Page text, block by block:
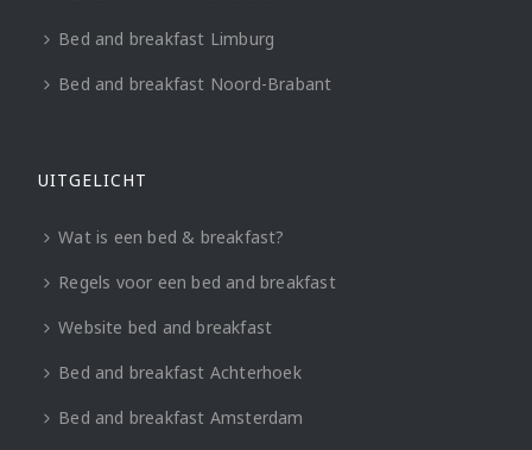
Bed and breakfast Limburg
Bed and breakfast Noord-Brabant
UITGELICHT
Wat is een bed & breakfast?
Regels voor een bed and breakfast
Website bed and breakfast
Bed and breakfast Achterhoek
Bed and breakfast Amsterdam